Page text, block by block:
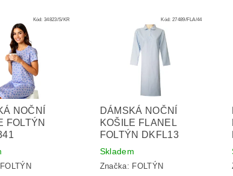
Kód:34823/S/KR
NOČNÍ
FOLTÝN
FOLTÝN
Kód: 27489/FLA/44
DÁMSKÁ NOČNÍ
KOŠILE FLANEL
FOLTÝN DKFL13
Skladem
Značka: FOLTÝN